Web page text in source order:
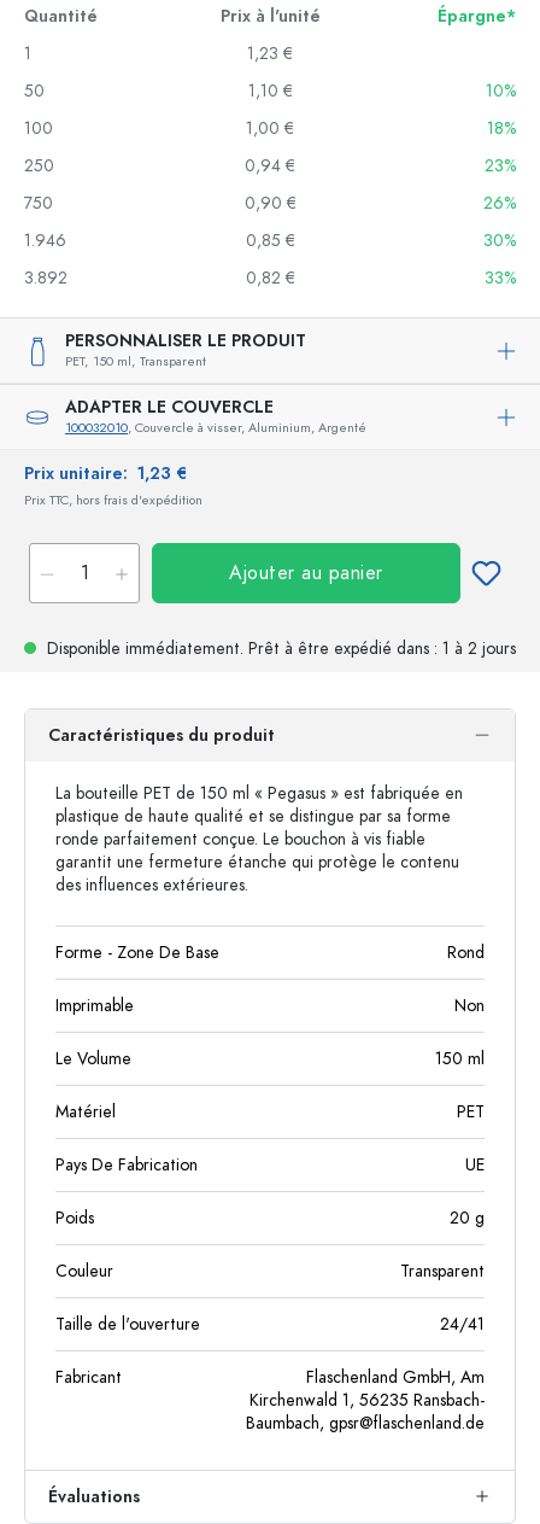
Quantité Prix à l'unité
Épargne*
1
1,23 €
50
1,10 €
10%
100
1,00 €
18%
250
0,94 €
23%
750
0,90 €
26%
1.946
0,85 €
30%
3.892
0,82 € 33%
PERSONNALISER LE PRODUIT
PET, 150 ml, Transparent
ADAPTER LE COUVERCLE
100032010, Couvercle à visser, Aluminium, Argenté
Prix unitaire: 1,23 €
Prix TTC, hors frais d'expédition
Ajouter au panier
Disponible immédiatement. Prêt à être expédié dans : 1 à 2 jours
Caractéristiques du produit
La bouteille PET de 150 ml « Pegasus » est fabriquée en
plastique de haute qualité et se distingue par sa forme
ronde parfaitement conçue. Le bouchon à vis fiable
garantit une fermeture étanche qui protège le contenu
des influences extérieures.
Forme - Zone De Base Rond
Imprimable Non
Le Volume 150 ml
Matériel PET
Pays De Fabrication UE
Poids 20 g
Couleur Transparent
Taille de l'ouverture 24/41
Fabricant
Flaschenland GmbH, Am
Kirchenwald 1, 56235 Ransbach-
Baumbach, gpsr@flaschenland.de
Évaluations